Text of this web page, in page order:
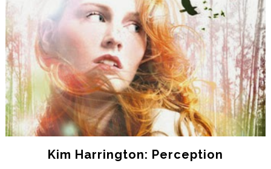
Kim Harrington: Perception